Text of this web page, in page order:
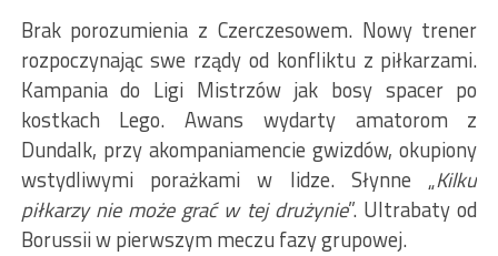
Brak porozumienia z Czerczesowem. Nowy trener
rozpoczynając swe rządy od konfliktu z piłkarzami.
Kampania do Ligi Mistrzów jak bosy spacer po
kostkach Lego. Awans wydarty amatorom z
Dundalk, przy akompaniamencie gwizdów, okupiony
wstydliwymi porażkami w lidze. Słynne „Kilku
piłkarzy nie może grać w tej drużynie”. Ultrabaty od
Borussii w pierwszym meczu fazy grupowej.